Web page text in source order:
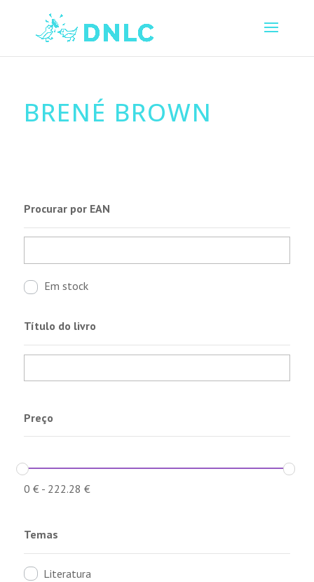
BRENÉ BROWN
Procurar por EAN
Em stock
Título do livro
Preço
0 €- 222.28 €
Temas
Literatura